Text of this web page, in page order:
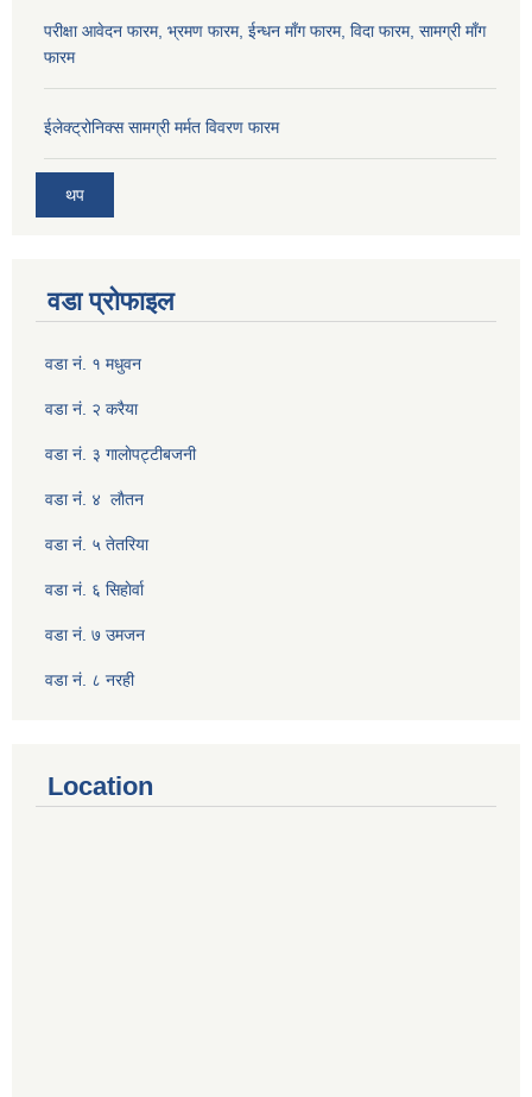
परीक्षा आवेदन फारम, भ्रमण फारम, ईन्धन माँग फारम, विदा फारम, सामग्री माँग
फारम
ईलेक्ट्रोनिक्स सामग्री मर्मत विवरण फारम
थप
वडा प्रोफाइल
वडा नं. १ मधुवन
वडा नं. २ करैया
वडा नं. ३ गालाेपट्टीबजनी
वडा नंं. ४ लाैतन
वडा नंं. ५ तेतरिया
वडा नं. ६ सिहाेर्वा
वडा नं. ७ उमजन
वडा नं. ८ नरही
Location